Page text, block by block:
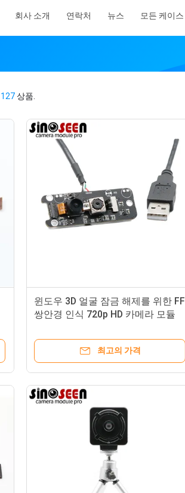
회사 소개 연락처 뉴스 모든 케이스
127상품.
윈도우 3D 얼굴 잠금 해제를 위한 FF
쌍안경 인식 720p HD 카메라 모듈
최고의 가격